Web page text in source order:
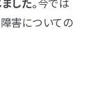
障害についての